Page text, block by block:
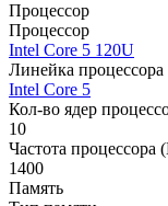
Процессор
Процессор
Intel Core 5 120U
Линейка процессора
Intel Core 5
Кол-во ядер
10
Частота
1400
Память